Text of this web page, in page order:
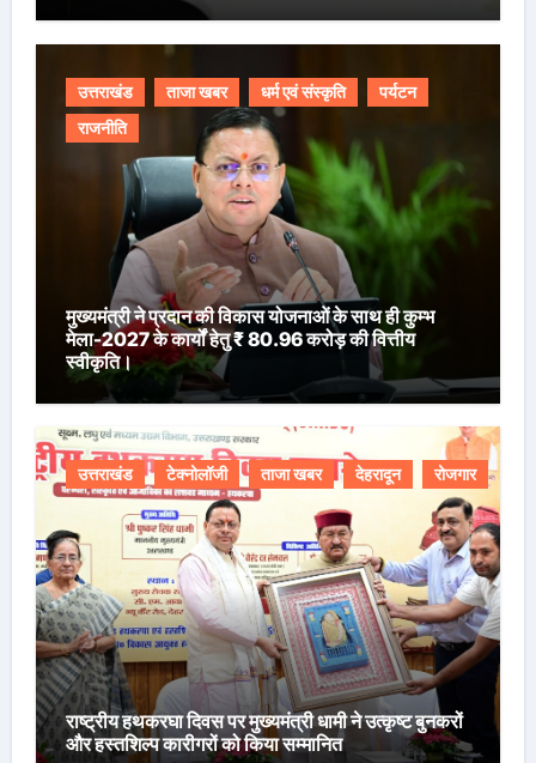
उत्तराखंड ताजा खबर धर्म एवं संस्कृति
पर्यटन
राजनीति
मुख्यमंत्री ने प्रदान की विकास योजनाओं के साथ ही कुम्भ
मेला-2027 के कार्यों हेतु ₹ 80.96 करोड़ की वित्तीय
स्वीकृति।
उत्तराखंड टेक्नोलॉजी ताजा खबर देहरादून रोजगार
राष्ट्रीय हथकरघा दिवस पर मुख्यमंत्री धामी ने उत्कृष्ट बुनकरों
और हस्तशिल्प कारीगरों को किया सम्मानित